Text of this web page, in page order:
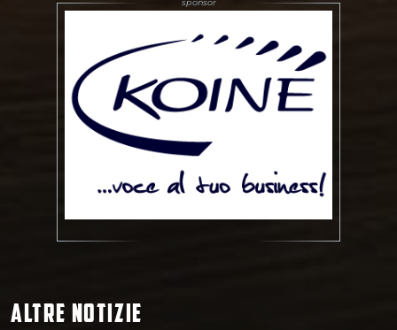
ALTRE NOTIZIE